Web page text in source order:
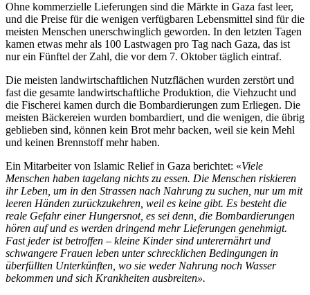
Ohne kommerzielle Lieferungen sind die Märkte in Gaza fast leer,
und die Preise für die wenigen verfügbaren Lebensmittel sind für die
meisten Menschen unerschwinglich geworden. In den letzten Tagen
kamen etwas mehr als 100 Lastwagen pro Tag nach Gaza, das ist
nur ein Fünftel der Zahl, die vor dem 7. Oktober täglich eintraf.
Die meisten landwirtschaftlichen Nutzflächen wurden zerstört und
fast die gesamte landwirtschaftliche Produktion, die Viehzucht und
die Fischerei kamen durch die Bombardierungen zum Erliegen. Die
meisten Bäckereien wurden bombardiert, und die wenigen, die übrig
geblieben sind, können kein Brot mehr backen, weil sie kein Mehl
und keinen Brennstoff mehr haben.
Ein Mitarbeiter von Islamic Relief in Gaza berichtet: «Viele
Menschen haben tagelang nichts zu essen. Die Menschen riskieren
ihr Leben, um in den Strassen nach Nahrung zu suchen, nur um mit
leeren Händen zurückzukehren, weil es keine gibt. Es besteht die
reale Gefahr einer Hungersnot, es sei denn, die Bombardierungen
hören auf und es werden dringend mehr Lieferungen genehmigt.
Fast jeder ist betroffen – kleine Kinder sind unterernährt und
schwangere Frauen leben unter schrecklichen Bedingungen in
überfüllten Unterkünften, wo sie weder Nahrung noch Wasser
bekommen und sich Krankheiten ausbreiten».